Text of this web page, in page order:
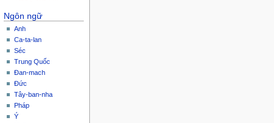
Ngôn ngữ
Anh
Ca-ta-lan
Séc
Trung Quốc
Đan-mach
Đức
Tây-ban-nha
Pháp
Ý